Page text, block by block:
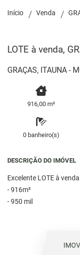
Início Venda
LOTE à venda,
GRAÇAS, ITAUNA -
916,00 m²
0 banheiro(s)
DESCRIÇÃO DO IMÓVEL
Excelente LOTE à
- 916m²
- 950 mil